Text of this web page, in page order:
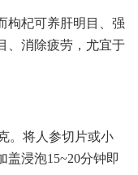
枸杞可养肝明目、强
、消除疲劳，尤宜于
。将人参切片或小
盖浸泡15~20分钟即